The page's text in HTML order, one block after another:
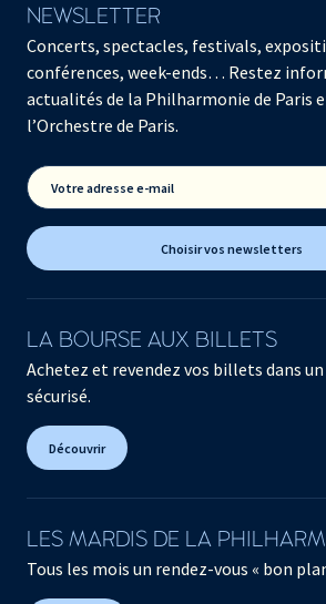
NEWSLETTER
Concerts, spectacles, festivals,
conférences, week-ends… Restez
actualités de la Philharmonie de Paris
l’Orchestre de Paris.
Votre adresse e-mail
Choisir vos newsletters
LA BOURSE AUX BILLETS
Achetez et revendez vos billets dans
sécurisé.
Découvrir
LES MARDIS DE LA
Tous les mois un rendez-vous « bon